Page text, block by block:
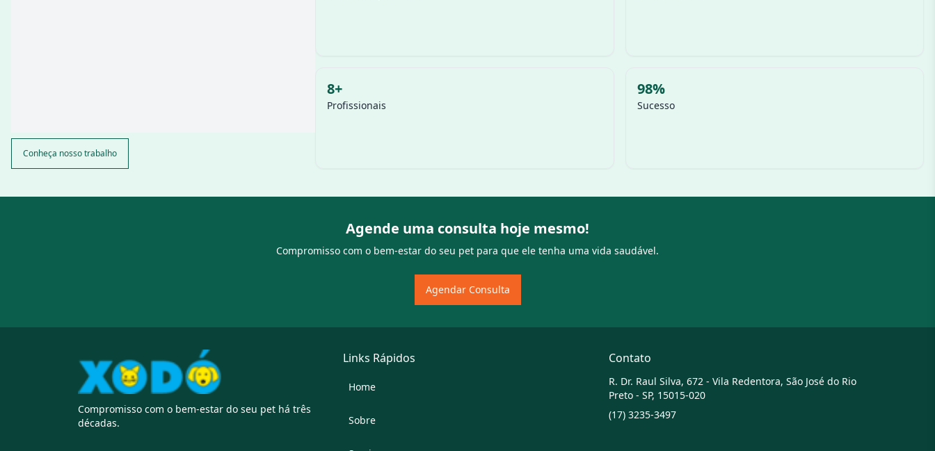
Conheça nosso trabalho
8+
Profissionais
98%
Sucesso
Agende uma consulta hoje mesmo!
Compromisso com o bem-estar do seu pet para que ele tenha uma vida saudável.
Agendar Consulta
Compromisso com o bem-estar do seu pet há três
décadas.
Links Rápidos
Home
Sobre
Contato
R. Dr. Raul Silva, 672 - Vila Redentora, São José do Rio
Preto - SP, 15015-020
(17) 3235-3497